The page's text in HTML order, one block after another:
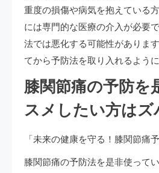
重度の損傷や病気を抱えている
には専門的な医療の介入が必要
法では悪化する可能性がありま
てから予防法を取り入れるように
膝関節痛の予防を
スメしたい方はズ
「未来の健康を守る！膝関節痛
膝関節痛の予防法を是非使って